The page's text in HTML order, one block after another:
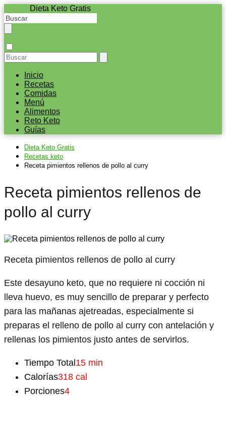
Dieta Keto Gratis
Inicio
Recetas
Comidas
Menú
Alimentos
Reto Keto
Guías
Dieta Keto Gratis
Recetas keto
Receta pimientos rellenos de pollo al curry
Receta pimientos rellenos de
pollo al curry
Receta pimientos rellenos de pollo al curry
Este desayuno keto, que no requiere ni cocción ni
lleva huevo, es muy sencillo de preparar y perfecto
para las mañanas ajetreadas, especialmente si
preparas el relleno de pollo al curry con antelación y
rellenas los pimientos justo antes de servirlos.
Tiempo Total15 min
Calorías318 cal
Porciones4